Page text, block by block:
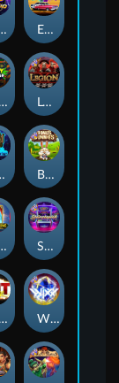
Payday
Starstruck
Walking Wilds
WiXX
Legion X
Bonus Bunnies
East Coast Vs West Coast